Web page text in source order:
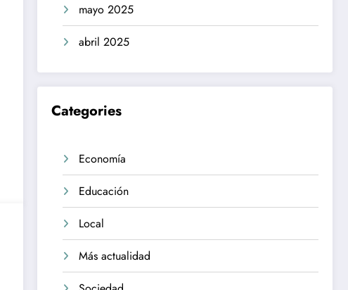
mayo 2025
abril 2025
Categories
Economía
Educación
Local
Más actualidad